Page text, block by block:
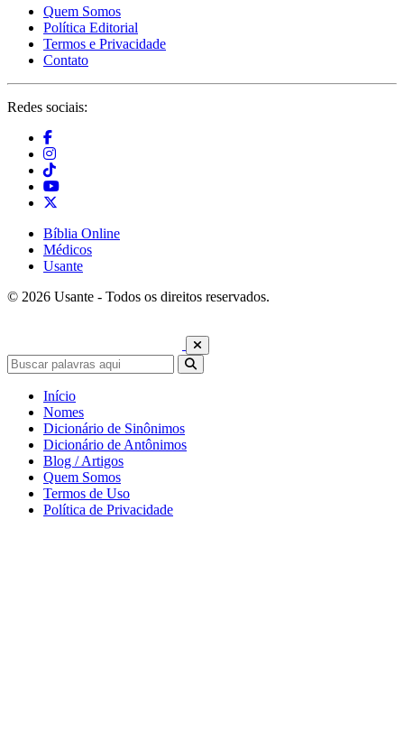
Quem Somos
Política Editorial
Termos e Privacidade
Contato
Redes sociais:
Bíblia Online
Médicos
Usante
© 2026 Usante - Todos os direitos reservados.
Início
Nomes
Dicionário de Sinônimos
Dicionário de Antônimos
Blog / Artigos
Quem Somos
Termos de Uso
Política de Privacidade